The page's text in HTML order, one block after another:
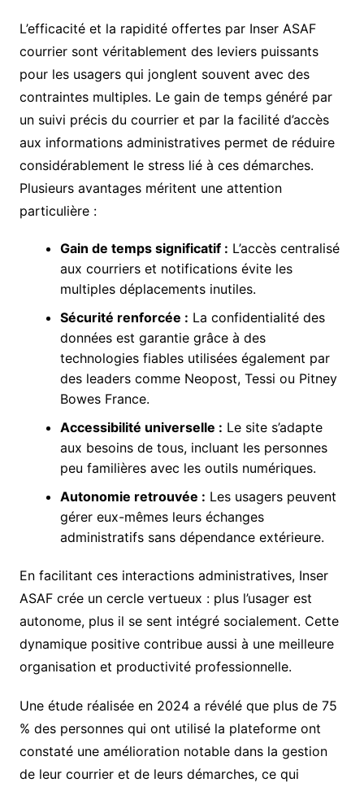
L’efficacité et la rapidité offertes par Inser ASAF
courrier sont véritablement des leviers puissants
pour les usagers qui jonglent souvent avec des
contraintes multiples. Le gain de temps généré par
un suivi précis du courrier et par la facilité d’accès
aux informations administratives permet de réduire
considérablement le stress lié à ces démarches.
Plusieurs avantages méritent une attention
particulière :
Gain de temps significatif : L’accès centralisé
aux courriers et notifications évite les
multiples déplacements inutiles.
Sécurité renforcée : La confidentialité des
données est garantie grâce à des
technologies fiables utilisées également par
des leaders comme Neopost, Tessi ou Pitney
Bowes France.
Accessibilité universelle : Le site s’adapte
aux besoins de tous, incluant les personnes
peu familières avec les outils numériques.
Autonomie retrouvée : Les usagers peuvent
gérer eux-mêmes leurs échanges
administratifs sans dépendance extérieure.
En facilitant ces interactions administratives, Inser
ASAF crée un cercle vertueux : plus l’usager est
autonome, plus il se sent intégré socialement. Cette
dynamique positive contribue aussi à une meilleure
organisation et productivité professionnelle.
Une étude réalisée en 2024 a révélé que plus de 75
% des personnes qui ont utilisé la plateforme ont
constaté une amélioration notable dans la gestion
de leur courrier et de leurs démarches, ce qui